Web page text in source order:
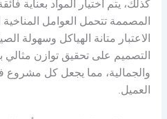
كذلك، يتم اختيار المواد بعناية
المصممة تتحمل العوامل المناخية
الاعتبار متانة الهياكل وسهولة
التصميم على تحقيق توازن مثالي
والجمالية، مما يجعل كل مشروع
العميل.